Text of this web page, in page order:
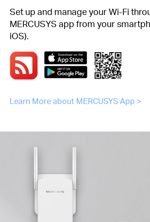
Set up and manage your Wi-Fi
MERCUSYS app from your
iOS).
Learn More about MERCUSYS App >